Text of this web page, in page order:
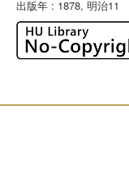
出版年: 1878, 明治11